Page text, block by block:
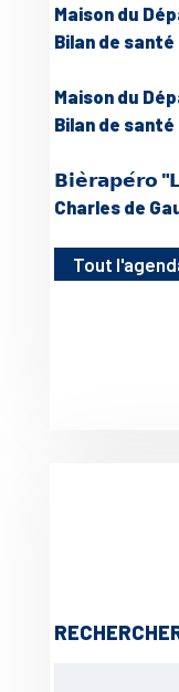
Maison du
Bilan de santé
Maison du
Bilan de santé
𝗕𝗶𝗲̀𝗿𝗮𝗽𝗲́𝗿𝗼
Charles de
Tout